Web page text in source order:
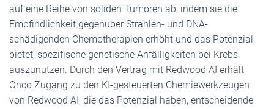
auf eine Reihe von soliden Tumoren ab, indem sie die
Empfindlichkeit gegenüber Strahlen- und DNA-
schädigenden Chemotherapien erhöht und das Potenzial
bietet, spezifische genetische Anfälligkeiten bei Krebs
auszunutzen. Durch den Vertrag mit Redwood AI erhält
Onco Zugang zu den KI-gesteuerten Chemiewerkzeugen
von Redwood AI, die das Potenzial haben, entscheidende